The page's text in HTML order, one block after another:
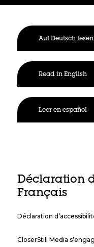
Auf Deutsch lesen
Read in English
Leer en español
Déclaration
Français
Déclaration
CloserStill Media